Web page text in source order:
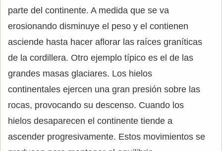
parte del continente. A medida que se va
erosionando disminuye el peso y el contienen
asciende hasta hacer aflorar las raíces graníticas
de la cordillera. Otro ejemplo típico es el de las
grandes masas glaciares. Los hielos
continentales ejercen una gran presión sobre las
rocas, provocando su descenso. Cuando los
hielos desaparecen el continente tiende a
ascender progresivamente. Estos movimientos se